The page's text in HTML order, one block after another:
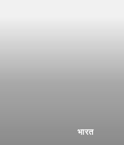
भारत